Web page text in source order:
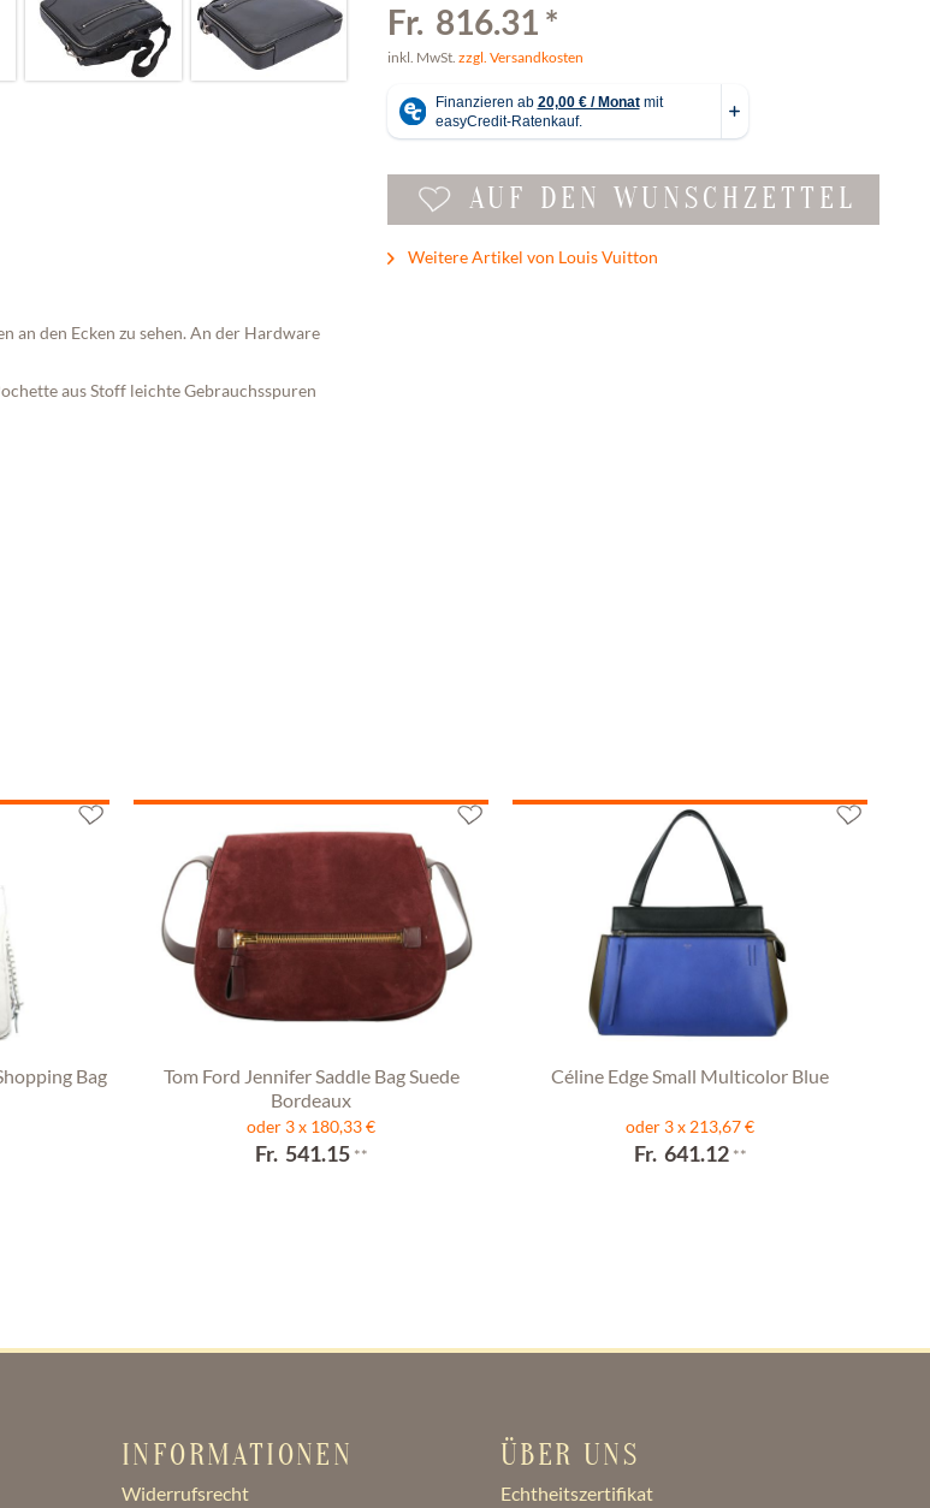
Fr. 816.31 *
inkl. MwSt. zzgl. Versandkosten
AUF DEN WUNSCHZETTEL
Weitere Artikel von Louis Vuitton
an den Ecken zu sehen. An der Hardware
aus Stoff leichte Gebrauchsspuren
Bag
Tom Ford Jennifer Saddle Bag Suede
Bordeaux
oder 3 x 180,33 €
Fr. 541.15**
Céline Edge Small Multicolor Blue
oder 3 x 213,67 €
Fr. 641.12**
INFORMATIONEN
Widerrufsrecht
ÜBER UNS
Echtheitszertifikat